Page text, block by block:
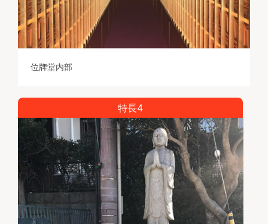
位牌堂内部
特長4